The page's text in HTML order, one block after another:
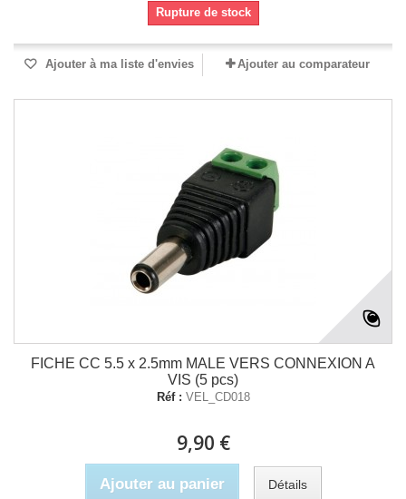
Rupture de stock
Ajouter à ma liste d'envies Ajouter au comparateur
FICHE CC 5.5 x 2.5mm MALE VERS CONNEXION A
VIS (5 pcs)
Réf : VEL_CD018
9,90 €
Ajouter au panier Détails